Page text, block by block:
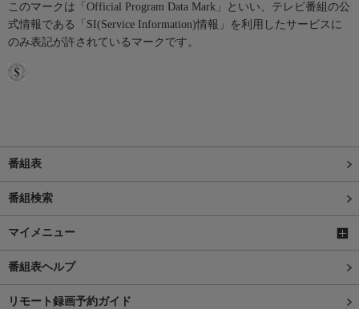
このマークは「Official Program Data Mark」といい、テレビ番組の公
式情報である「SI(Service Information)情報」を利用したサービスに
のみ表記が許されているマークです。
番組表
番組検索
マイメニュー
番組表ヘルプ
リモート録画予約ガイド